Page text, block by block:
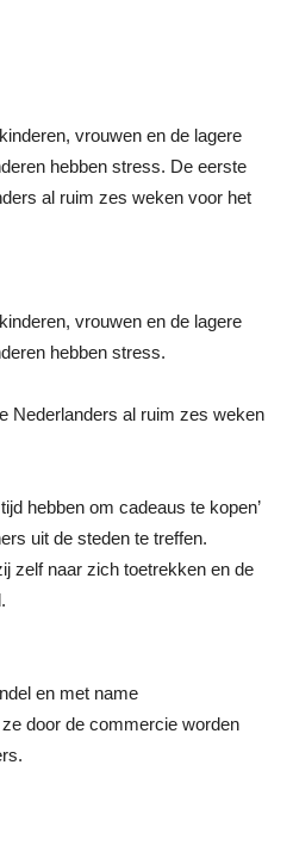
vrouwen en de lagere
hebben stress. De eerste
al ruim zes weken voor het
vrouwen en de lagere
hebben stress.
Nederlanders al ruim zes weken
hebben om cadeaus te kopen’
uit de steden te treffen.
zelf naar zich toetrekken en de
en met name
door de commercie worden